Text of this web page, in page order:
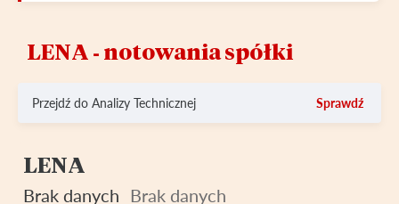
LENA ‑ notowania spółki
Przejdź do Analizy Technicznej Sprawdź
LENA
Brak danych Brak danych